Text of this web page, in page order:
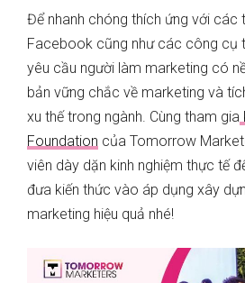
Để nhanh chóng thích ứng với các
Facebook cũng như các công cụ
yêu cầu người làm marketing có
bản vững chắc về marketing và
xu thế trong ngành. Cùng tham gia
Foundation của Tomorrow
viên dày dặn kinh nghiệm thực tế
đưa kiến thức vào áp dụng xây
marketing hiệu quả nhé!